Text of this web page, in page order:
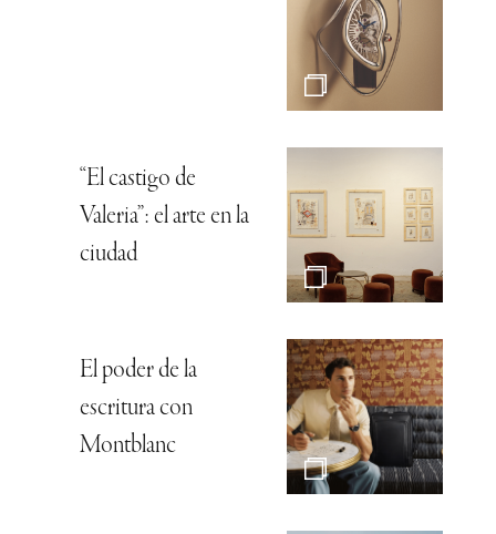
“El castigo de
Valeria”: el arte en la
ciudad
El poder de la
escritura con
Montblanc